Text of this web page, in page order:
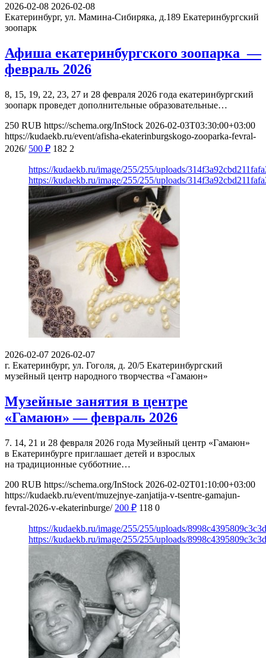
2026-02-08 2026-02-08
Екатеринбург, ул. Мамина-Сибиряка, д.189 Екатеринбургский
зоопарк
Афиша екатеринбургского зоопарка —
февраль 2026
8, 15, 19, 22, 23, 27 и 28 февраля 2026 года екатеринбургский
зоопарк проведет дополнительные образовательные…
250 RUB https://schema.org/InStock 2026-02-03T03:30:00+03:00
https://kudaekb.ru/event/afisha-ekaterinburgskogo-zooparka-fevral-
2026/ 500 ₽ 182 2
https://kudaekb.ru/image/255/255/uploads/
https://kudaekb.ru/image/255/255/uploads/
2026-02-07 2026-02-07
г. Екатеринбург, ул. Гоголя, д. 20/5 Екатеринбургский
музейный центр народного творчества «Гамаюн»
Музейные занятия в центре
«Гамаюн» — февраль 2026
7. 14, 21 и 28 февраля 2026 года Музейный центр «Гамаюн»
в Екатеринбурге приглашает детей и взрослых
на традиционные субботние…
200 RUB https://schema.org/InStock 2026-02-02T01:10:00+03:00
https://kudaekb.ru/event/muzejnye-zanjatija-v-tsentre-gamajun-
fevral-2026-v-ekaterinburge/ 200 ₽ 118 0
https://kudaekb.ru/image/255/255/uploads/
https://kudaekb.ru/image/255/255/uploads/